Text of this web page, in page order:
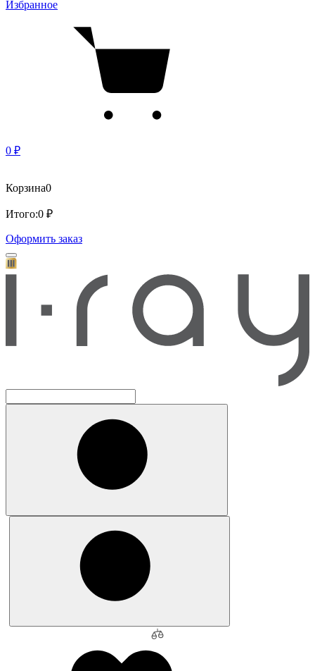
Избранное
0 ₽
Корзина0
Итого:0 ₽
Оформить заказ